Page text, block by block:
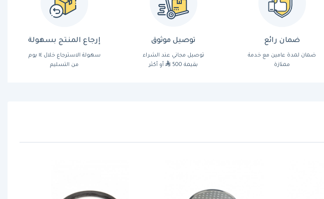
ضمان رائع
ضمان لمدة عامين مع خدمة
ممتازة
توصيل موثوق
توصيل مجاني عند الشراء
بقيمة 500
أو أكثر
إرجاع المنتج بسهولة
سهولة الاسترجاع خلال ١٤ يوم
من التسليم